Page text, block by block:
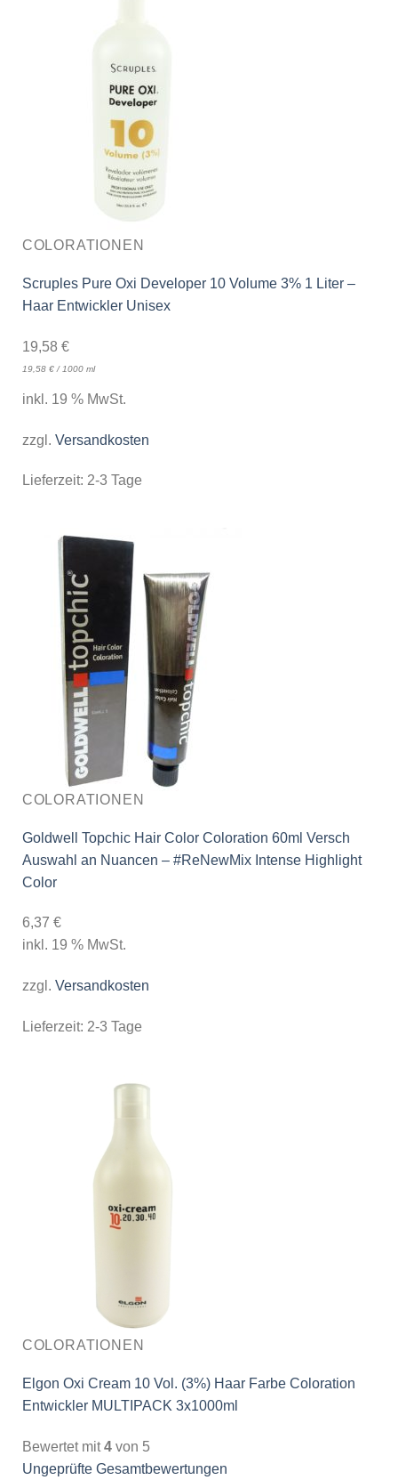
COLORATIONEN
Scruples Pure Oxi Developer 10 Volume 3% 1 Liter –
Haar Entwickler Unisex
19,58 €
19,58 €/ 1000 ml
inkl. 19 % MwSt.
zzgl. Versandkosten
Lieferzeit: 2-3 Tage
COLORATIONEN
Goldwell Topchic Hair Color Coloration 60ml Versch
Auswahl an Nuancen – #ReNewMix Intense Highlight
Color
6,37 €
inkl. 19 % MwSt.
zzgl. Versandkosten
Lieferzeit: 2-3 Tage
COLORATIONEN
Elgon Oxi Cream 10 Vol. (3%) Haar Farbe Coloration
Entwickler MULTIPACK 3x1000ml
Bewertet mit4von 5
Ungeprüfte Gesamtbewertungen